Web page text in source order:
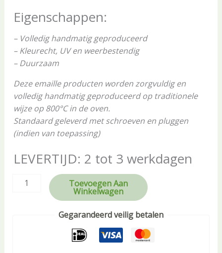
Eigenschappen:
– Volledig handmatig geproduceerd
– Kleurecht, UV en weerbestendig
– Duurzaam
Deze emaille producten worden zorgvuldig en
volledig handmatig geproduceerd op traditionele
wijze op 800°C in de oven.
Standaard geleverd met schroeven en pluggen
(indien van toepassing)
LEVERTIJD: 2 tot 3 werkdagen
Toevoegen Aan
Winkelwagen
Gegarandeerd veilig betalen